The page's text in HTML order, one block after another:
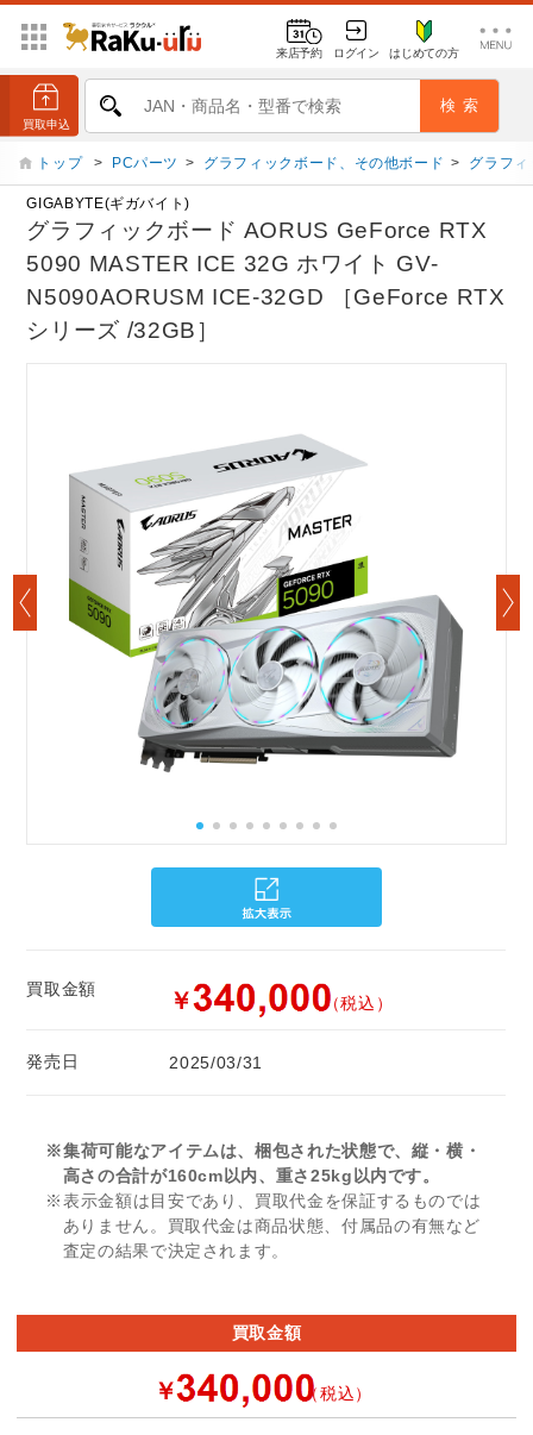
来店予約 ログイン はじめての方
トップ > PCパーツ > グラフィックボード、その他ボード > グラフ
GIGABYTE(ギガバイト)
グラフィックボード AORUS GeForce RTX
5090 MASTER ICE 32G ホワイト GV-
N5090AORUSM ICE-32GD ［GeForce RTX
シリーズ /32GB］
買取金額 ￥ （税込）
発売日 2025/03/31
※集荷可能なアイテムは、梱包された状態で、縦・横・
高さの合計が160cm以内、重さ25kg以内です。
※表示金額は目安であり、買取代金を保証するものでは
ありません。買取代金は商品状態、付属品の有無など
査定の結果で決定されます。
買取金額
￥ （税込）